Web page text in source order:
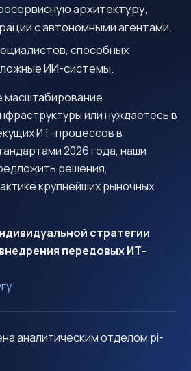
архитектуру,
с автономными агентами.
способных
ИИ-системы.
масштабирование
или нуждаетесь в
ИТ-процессов в
2026 года, наши
решения,
крупнейших рыночных
стратегии
передовых ИТ-
аналитическим отделом pi-